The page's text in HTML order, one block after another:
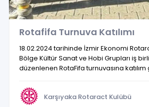
Rotafifa Turnuva Katılımı
18.02.2024 tarihinde İzmir Ekonomi
Bölge Kültür Sanat ve Hobi Grupları iş
düzenlenen RotaFifa turnuvasına
Karşıyaka Rotaract Kulübü